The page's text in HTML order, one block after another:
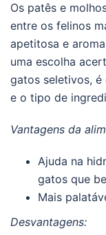
Os patês e
entre os felinos
apetitosa e
uma escolha
gatos seletivos,
e o tipo de
Vantagens da
Ajuda na
gatos que
Mais
Desvantagens: